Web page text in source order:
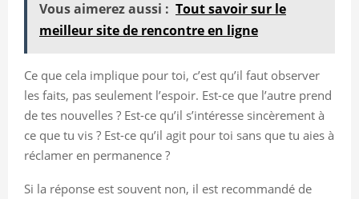
Vous aimerez aussi : Tout savoir sur le
meilleur site de rencontre en ligne
Ce que cela implique pour toi, c’est qu’il faut observer
les faits, pas seulement l’espoir. Est-ce que l’autre prend
de tes nouvelles ? Est-ce qu’il s’intéresse sincèrement à
ce que tu vis ? Est-ce qu’il agit pour toi sans que tu aies à
réclamer en permanence ?
Si la réponse est souvent non, il est recommandé de